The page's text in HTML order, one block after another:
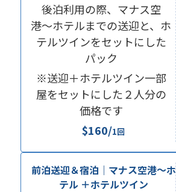
後泊利用の際、マナス空
港〜ホテルまでの送迎と、ホ
テルツインをセットにした
パック
※送迎＋ホテルツイン一部
屋をセットにした２人分の
価格です
$160/1回
前泊送迎＆宿泊｜マナス空港〜ホ
テル ＋ホテルツイン